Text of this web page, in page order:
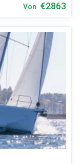
Von €2863